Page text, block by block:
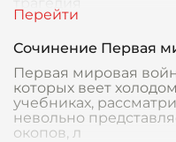
Сочинение Первая
Первая мировая
которых веет
учебниках,
невольно
окопов, л